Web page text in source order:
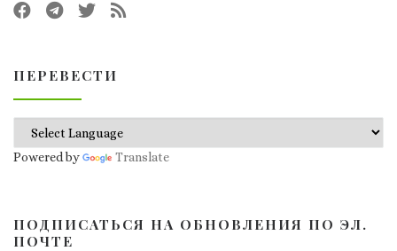
ПЕРЕВЕСТИ
Powered by Translate
ПОДПИСАТЬСЯ НА ОБНОВЛЕНИЯ ПО ЭЛ.
ПОЧТЕ